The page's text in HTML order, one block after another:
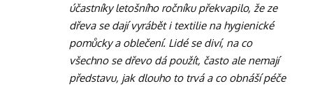
účastníky letošního ročníku překvapilo, že ze
dřeva se dají vyrábět i textilie na hygienické
pomůcky a oblečení. Lidé se diví, na co
všechno se dřevo dá použít, často ale nemají
představu, jak dlouho to trvá a co obnáší péče